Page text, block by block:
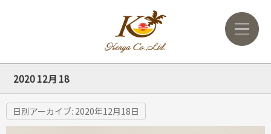
2020 12月 18
日別アーカイブ: 2020年12月18日